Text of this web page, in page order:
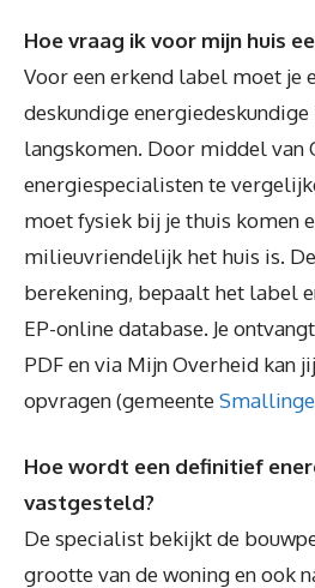
Hoe vraag ik voor mijn huis
Voor een erkend label moet je
deskundige
langskomen. Door middel van
energiespecialisten te
moet fysiek bij je thuis komen
milieuvriendelijk het huis is.
berekening, bepaalt het label
EP-online database. Je
PDF en via Mijn Overheid kan
opvragen (gemeente
Hoe wordt een definitief
vastgesteld?
De specialist bekijkt de
grootte van de woning en ook